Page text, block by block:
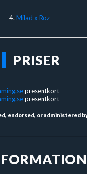
4.Milad x Roz
PRISER
presentkort
presentkort
endorsed, or administered by